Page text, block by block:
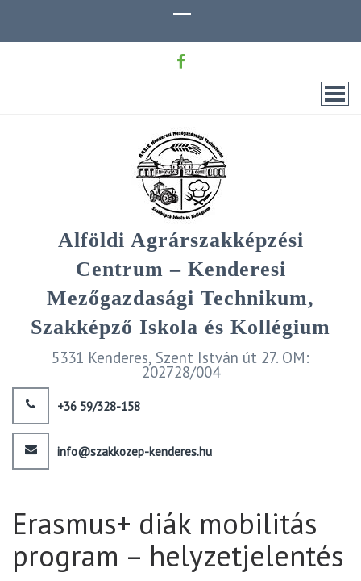
Alföldi Agrárszakképzési
Centrum – Kenderesi
Mezőgazdasági Technikum,
Szakképző Iskola és Kollégium
5331 Kenderes, Szent István út 27. OM:
202728/004
+36 59/328-158
info@szakkozep-kenderes.hu
Erasmus+ diák mobilitás
program – helyzetjelentés